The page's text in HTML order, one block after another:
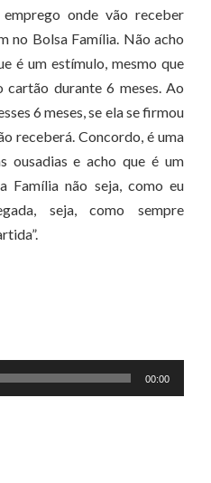
onde vão receber
no Bolsa Família. Não acho
é um estímulo, mesmo que
cartão durante 6 meses. Ao
6 meses, se ela se firmou
receberá. Concordo, é uma
ousadias e acho que é um
Família não seja, como eu
seja, como sempre
00:00